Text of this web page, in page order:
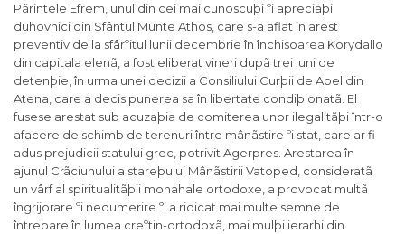
Pãrintele Efrem, unul din cei mai cunoscuþi ºi apreciaþi
duhovnici din Sfântul Munte Athos, care s-a aflat în arest
preventiv de la sfârºitul lunii decembrie în închisoarea Korydallo
din capitala elenã, a fost eliberat vineri dupã trei luni de
detenþie, în urma unei decizii a Consiliului Curþii de Apel din
Atena, care a decis punerea sa în libertate condiþionatã. El
fusese arestat sub acuzaþia de comiterea unor ilegalitãþi într-o
afacere de schimb de terenuri între mânãstire ºi stat, care ar fi
adus prejudicii statului grec, potrivit Agerpres. Arestarea în
ajunul Crãciunului a stareþului Mânãstirii Vatoped, consideratã
un vârf al spiritualitãþii monahale ortodoxe, a provocat multã
îngrijorare ºi nedumerire ºi a ridicat mai multe semne de
întrebare în lumea creºtin-ortodoxã, mai mulþi ierarhi din